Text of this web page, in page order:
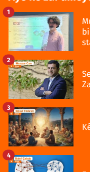
1
2
3
4